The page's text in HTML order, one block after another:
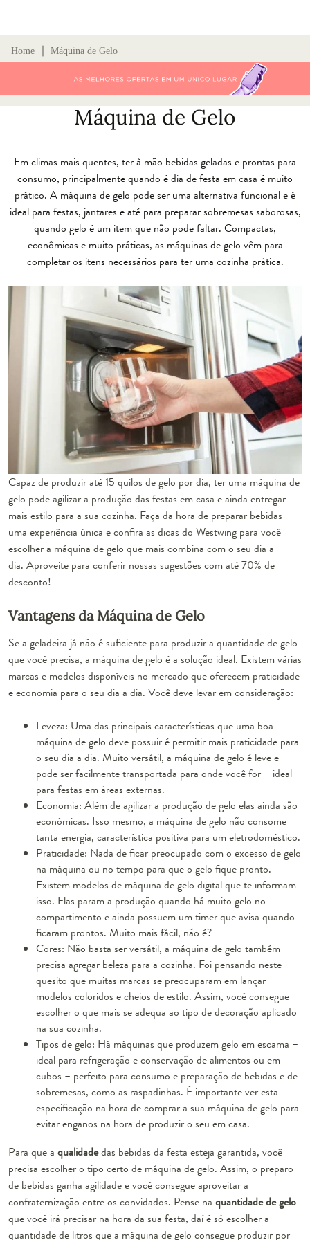
Home Máquina de Gelo
Máquina de Gelo
Em climas mais quentes, ter à mão bebidas geladas e prontas para
consumo, principalmente quando é dia de festa em casa é muito
prático. A máquina de gelo pode ser uma alternativa funcional e é
ideal para festas, jantares e até para preparar sobremesas saborosas,
quando gelo é um item que não pode faltar. Compactas,
econômicas e muito práticas, as máquinas de gelo vêm para
completar os itens necessários para ter uma cozinha prática.
Capaz de produzir até 15 quilos de gelo por dia, ter uma máquina de
gelo pode agilizar a produção das festas em casa e ainda entregar
mais estilo para a sua cozinha. Faça da hora de preparar bebidas
uma experiência única e confira as dicas do Westwing para você
escolher a máquina de gelo que mais combina com o seu dia a
dia. Aproveite para conferir nossas sugestões com até 70% de
desconto!
Vantagens da Máquina de Gelo
Se a geladeira já não é suficiente para produzir a quantidade de gelo
que você precisa, a máquina de gelo é a solução ideal. Existem várias
marcas e modelos disponíveis no mercado que oferecem praticidade
e economia para o seu dia a dia. Você deve levar em consideração:
Leveza: Uma das principais características que uma boa
máquina de gelo deve possuir é permitir mais praticidade para
o seu dia a dia. Muito versátil, a máquina de gelo é leve e
pode ser facilmente transportada para onde você for – ideal
para festas em áreas externas.
Economia: Além de agilizar a produção de gelo elas ainda são
econômicas. Isso mesmo, a máquina de gelo não consome
tanta energia, característica positiva para um eletrodoméstico.
Praticidade: Nada de ficar preocupado com o excesso de gelo
na máquina ou no tempo para que o gelo fique pronto.
Existem modelos de máquina de gelo digital que te informam
isso. Elas param a produção quando há muito gelo no
compartimento e ainda possuem um timer que avisa quando
ficaram prontos. Muito mais fácil, não é?
Cores: Não basta ser versátil, a máquina de gelo também
precisa agregar beleza para a cozinha. Foi pensando neste
quesito que muitas marcas se preocuparam em lançar
modelos coloridos e cheios de estilo. Assim, você consegue
escolher o que mais se adequa ao tipo de decoração aplicado
na sua cozinha.
Tipos de gelo: Há máquinas que produzem gelo em escama –
ideal para refrigeração e conservação de alimentos ou em
cubos – perfeito para consumo e preparação de bebidas e de
sobremesas, como as raspadinhas. É importante ver esta
especificação na hora de comprar a sua máquina de gelo para
evitar enganos na hora de produzir o seu em casa.
Para que a qualidadedas bebidas da festa esteja garantida, você
precisa escolher o tipo certo de máquina de gelo. Assim, o preparo
de bebidas ganha agilidade e você consegue aproveitar a
confraternização entre os convidados. Pense na quantidade de gelo
que você irá precisar na hora da sua festa, daí é só escolher a
quantidade de litros que a máquina de gelo consegue produzir por